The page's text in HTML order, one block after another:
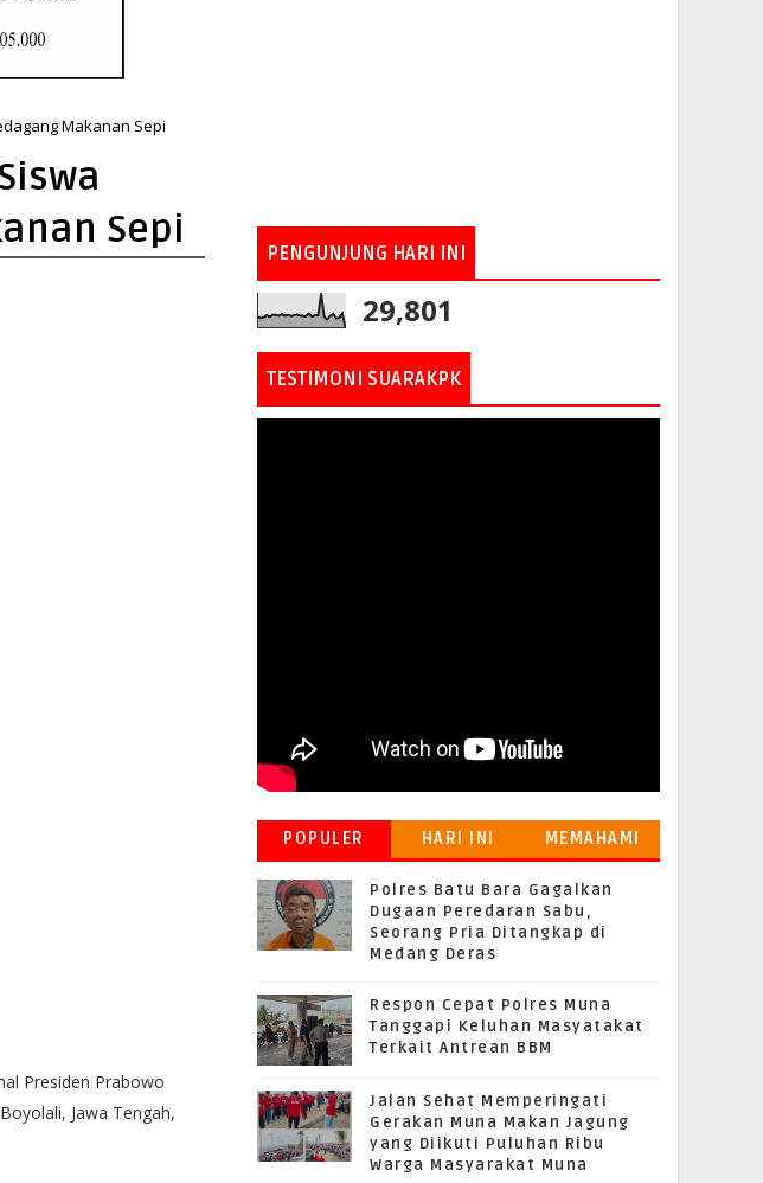
Makanan Sepi
Sepi
Presiden Prabowo
Jawa Tengah,
PENGUNJUNG HARI INI
29,801
TESTIMONI SUARAKPK
POPULER HARI INI
MEMAHAMI
Polres Batu Bara Gagalkan
Dugaan Peredaran Sabu,
Seorang Pria Ditangkap di
Medang Deras
Respon Cepat Polres Muna
Tanggapi Keluhan Masyatakat
Terkait Antrean BBM
Jalan Sehat Memperingati
Gerakan Muna Makan Jagung
yang Diikuti Puluhan Ribu
Warga Masyarakat Muna